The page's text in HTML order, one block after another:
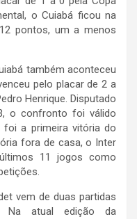
o Cuiabá ficou na
pontos, um a menos
também aconteceu
pelo placar de 2 a
Henrique. Disputado
o confronto foi válido
foi a primeira vitória do
fora de casa, o Inter
11 jogos como
vem de duas partidas
Na atual edição da